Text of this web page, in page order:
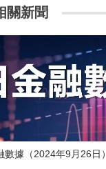
關新聞
數據（2024年9月26日）